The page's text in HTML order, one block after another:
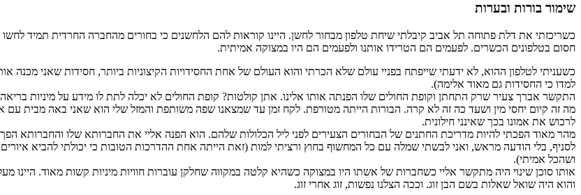
שימור בורות ובערות
כשריכזתי את דלת פתוחה תל אביב קיבלתי שיחת טלפון מבחור לחשן. היינו קוראות להם הלחשנים כי בחורים מהחברה החרדית תמיד
חסום בטלפונים הכשרים. לפעמים הם הטרידו אותנו ולפעמים הם היו במצוקה אמיתית.
כשעניתי לטלפון ההוא, לא ידעתי שייפתח בפניי עולם שלא הכרתי והוא העולם של אחת החסידויות הקיצוניות ביותר, חסידות שאני
למדו כי החסידות גם מאוד אלימה).
התקשר אברך צעיר שרק התחתן וקופת החולים שלו הפנתה אותו אלינו. אתן קולטות? קופת החולים לא יכלה לתת לו מידע על מיניות
מה זה קיום יחסי מין ושעד כה זה לא קרה. הבורות הייתה מטורפת. לקח זמן עד שמצאנו שפה משותפת והמזל שלי הוא שאני באה מבית
לרכוש את אמונו בכך שאינני חילונית.
מהר מאוד הפכתי להיות מדריכת החתנים של הבחורים הצעירים לפני ליל הכלולות שלהם. הוא הפנה אליי את החברותא שלו והחברותא
לסניף, בלי הודעה מראש, ואני לבשתי שמלה עם כל המחשוף בחוץ ורציתי למות (זאת הייתה אחת ההדרכות הטובות כי יכולתי להביא
ושהכל אמיתי).
אותו סוכן שינוי היה מתקשר אליי כשחברות של אשתו היו במצוקה כשהיא קלטה במקווה שחלקן עוברות חוויות מיניות קשות מאוד. היינו
והוא היה שואל שאלות בשם הבן זוג. וככה הצלנו נפשות, זוג אחרי זוג.